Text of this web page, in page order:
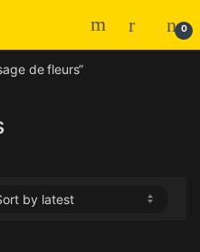
0
de fleurs”